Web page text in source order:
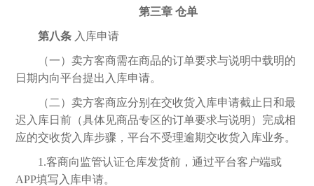
第三章 仓单
第八条 入库申请
（一）卖方客商需在商品的订单要求与说明中载明的
日期内向平台提出入库申请。
（二）卖方客商应分别在交收货入库申请截止日和最
迟入库日前（具体见商品专区的订单要求与说明）完成相
应的交收货入库步骤，平台不受理逾期交收货入库业务。
1.客商向监管认证仓库发货前，通过平台客户端或
APP填写入库申请。